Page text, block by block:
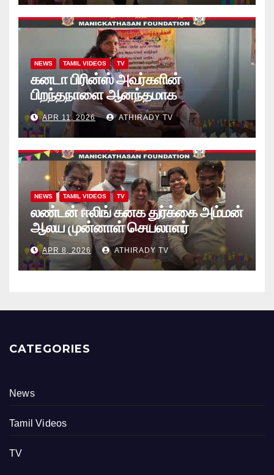
NEWS TAMIL VIDEOS TV
கனடா பிரின்ஸ் அவர்களின்
பிறந்தநாளை ஆனந்தமாக
கொண்டாடினார்கள் தாயக உறவுகள்..
(வீடியோ)
APR 11, 2026 ATHIRADY TV
NEWS TAMIL VIDEOS TV
லண்டன் ஈலிங் கனக துர்க்கை அம்மன்
ஆலய முன்னாள் செயலாளர்
புங்குடுதீவு கண்ணன் பிறந்தநாள்
நிகழ்வு
APR 8, 2026 ATHIRADY TV
CATEGORIES
News
Tamil Videos
TV